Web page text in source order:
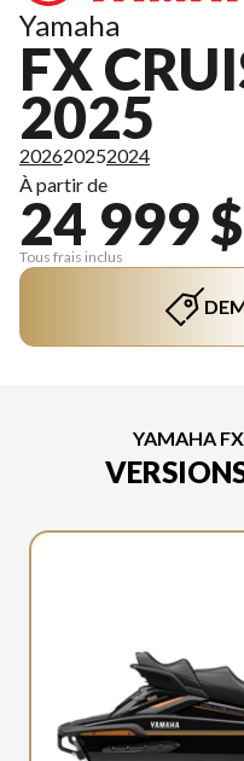
Yamaha
FX
2025
202620252024
À partir de
24 999 $
Tous frais inclus
YAMAHA